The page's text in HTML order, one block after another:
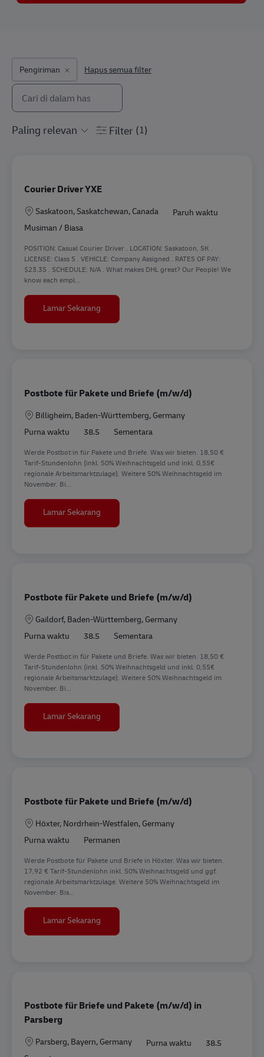
Pengiriman Hapus semua filter
the results are updated
Cari dari daftar di bawah ini
Filter (1)
Courier Driver YXE
LokasiSaskatoon, Saskatchewan, Canada
Paruh waktu
Musiman / Biasa
POSITION: Casual Courier Driver . LOCATION: Saskatoon, SK .
LICENSE: Class 5 . VEHICLE: Company Assigned . RATES OF PAY:
$23.35 . SCHEDULE: N/A . What makes DHL great? Our People! We
know each empl...
Lamar Sekarang
Postbote für Pakete und Briefe (m/w/d)
LokasiBilligheim, Baden-Württemberg, Germany
Purna waktu
38.5 Sementara
Werde Postbot:in für Pakete und Briefe. Was wir bieten. 18,50 €
Tarif-Stundenlohn (inkl. 50% Weihnachtsgeld und inkl. 0,55€
regionale Arbeitsmarktzulage). Weitere 50% Weihnachtsgeld im
November. Bi...
Lamar Sekarang
Postbote für Pakete und Briefe (m/w/d)
LokasiGaildorf, Baden-Württemberg, Germany
Purna waktu
38.5 Sementara
Werde Postbot:in für Pakete und Briefe. Was wir bieten. 18,50 €
Tarif-Stundenlohn (inkl. 50% Weihnachtsgeld und inkl. 0,55€
regionale Arbeitsmarktzulage). Weitere 50% Weihnachtsgeld im
November. Bi...
Lamar Sekarang
Postbote für Pakete und Briefe (m/w/d)
LokasiHöxter, Nordrhein-Westfalen, Germany
Purna waktu
Permanen
Werde Postbote für Pakete und Briefe in Höxter. Was wir bieten.
17,92 € Tarif-Stundenlohn inkl. 50% Weihnachtsgeld und ggf.
regionale Arbeitsmarktzulage. Weitere 50% Weihnachtsgeld im
November. Bis...
Lamar Sekarang
Postbote für Briefe und Pakete (m/w/d) in
Parsberg
LokasiParsberg, Bayern, Germany Purna waktu
38.5